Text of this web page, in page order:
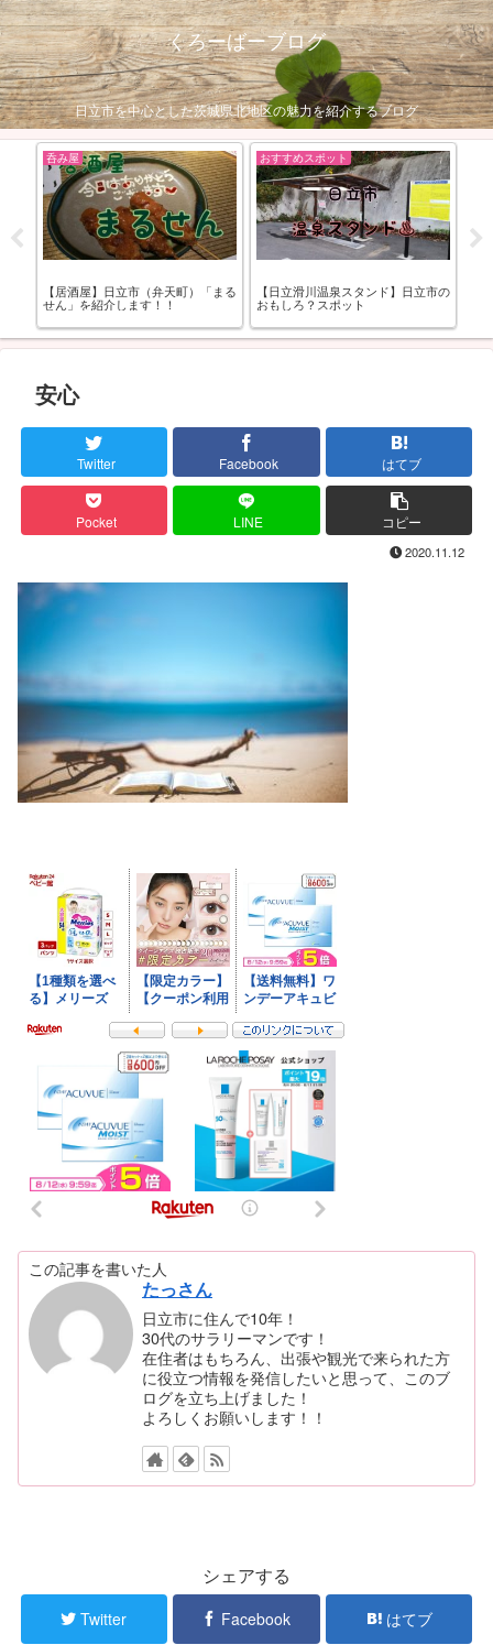
くろーばーブログ
日立市を中心とした茨城県北地区の魅力を紹介するブログ
呑み屋
【居酒屋】日立市（弁天町）「まる
せん」を紹介します！！
おすすめスポット
【日立滑川温泉スタンド】日立市の
おもしろ？スポット
安心
Twitter Facebook はてブ
Pocket LINE コピー
2020.11.12
この記事を書いた人
たっさん
日立市に住んで10年！
30代のサラリーマンです！
在住者はもちろん、出張や観光で来られた方
に役立つ情報を発信したいと思って、このブ
ログを立ち上げました！
よろしくお願いします！！
シェアする
Twitter Facebook はてブ